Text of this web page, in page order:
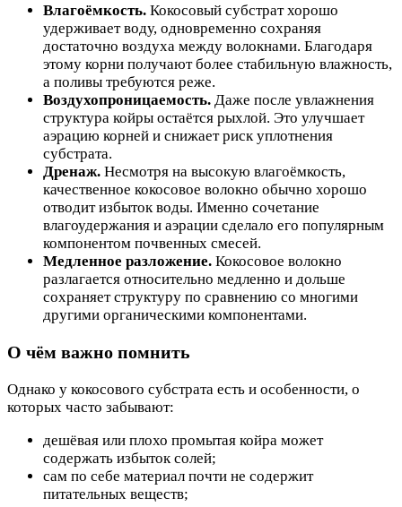
Влагоёмкость. Кокосовый субстрат хорошо
удерживает воду, одновременно сохраняя
достаточно воздуха между волокнами. Благодаря
этому корни получают более стабильную влажность,
а поливы требуются реже.
Воздухопроницаемость. Даже после увлажнения
структура койры остаётся рыхлой. Это улучшает
аэрацию корней и снижает риск уплотнения
субстрата.
Дренаж. Несмотря на высокую влагоёмкость,
качественное кокосовое волокно обычно хорошо
отводит избыток воды. Именно сочетание
влагоудержания и аэрации сделало его популярным
компонентом почвенных смесей.
Медленное разложение. Кокосовое волокно
разлагается относительно медленно и дольше
сохраняет структуру по сравнению со многими
другими органическими компонентами.
О чём важно помнить
Однако у кокосового субстрата есть и особенности, о
которых часто забывают:
дешёвая или плохо промытая койра может
содержать избыток солей;
сам по себе материал почти не содержит
питательных веществ;